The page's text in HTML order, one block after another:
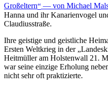
Großeltern
— von Michael
Hanna und ihr Kanarienvogel
Claudiusstraße.
Ihre geistige und geistliche
Ersten Weltkrieg in der
Heitmüller am Holstenwall 21.
war seine einzige Erholung
nicht sehr oft praktizierte.